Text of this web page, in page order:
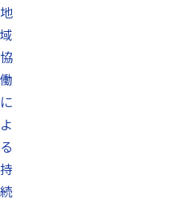
地
域
協
働
に
よ
る
持
続